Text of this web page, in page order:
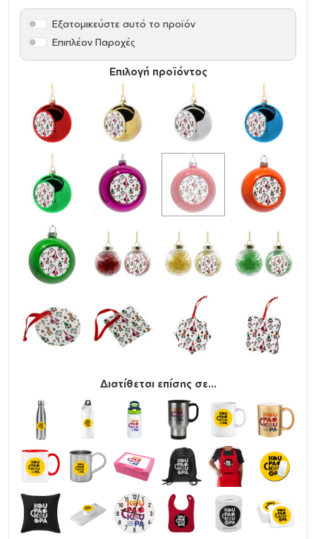
Επιλογή προϊόντος
Εξατομικεύστε αυτό το προϊόν
Επιπλέον Παροχές
Διατίθεται επίσης σε...